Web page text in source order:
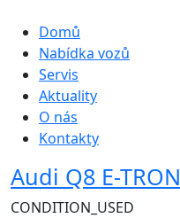
Hlavní navigace
Domů
Nabídka vozů
Servis
Aktuality
O nás
Kontakty
Audi Q8 E-TRON
CONDITION_USED